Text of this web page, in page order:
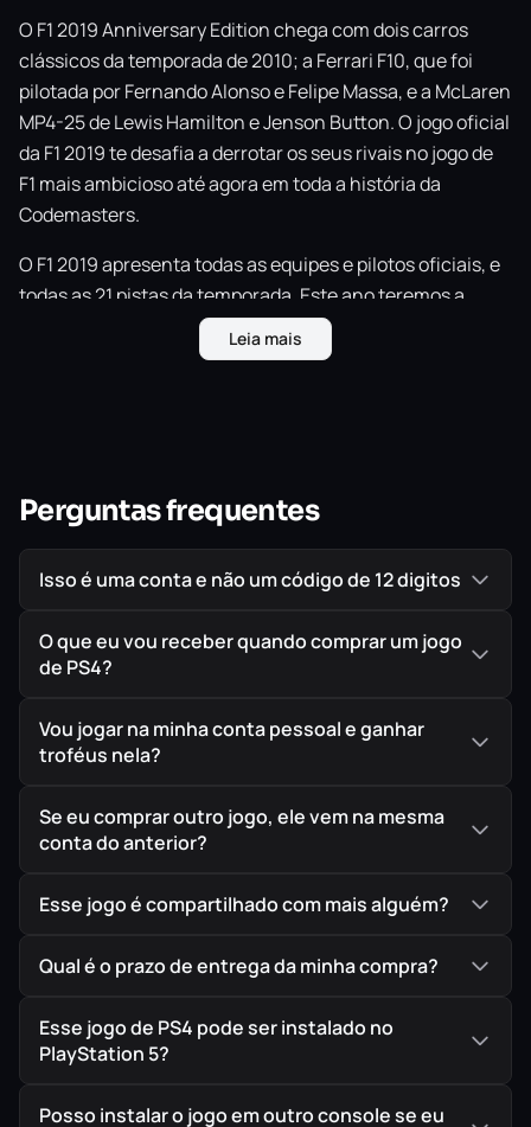
O F1 2019 Anniversary Edition chega com dois carros
clássicos da temporada de 2010; a Ferrari F10, que foi
pilotada por Fernando Alonso e Felipe Massa, e a McLaren
MP4-25 de Lewis Hamilton e Jenson Button. O jogo oficial
da F1 2019 te desafia a derrotar os seus rivais no jogo de
F1 mais ambicioso até agora em toda a história da
Codemasters.
O F1 2019 apresenta todas as equipes e pilotos oficiais, e
todas as 21 pistas da temporada. Este ano teremos a
inclusão da F2 com jogadores podendo competir na
temporada de 2018 com George Russell, Lando Norris e
As corridas noturnas foram completamente
redesenhadas criando um vasto nível de realismo e o
áudio de transmissão melhorado da F1 combinado com o
visual adiciona ainda mais realismo a todos os aspectos
do fim de semana de corridas. Uma conexão online é
necessária para baixar os carros finais das equipes da F1
2019 (conforme aplicável) e o conteúdo da temporada de
IMPORTANTE!
diretamente na PlayStation Store, a Loja Oficial da Sony,
garantindo assim a melhor procedência possível para
Leia mais
Perguntas frequentes
Isso é uma conta e não um código de 12 digitos
O que eu vou receber quando comprar um jogo
de PS4?
Vou jogar na minha conta pessoal e ganhar
troféus nela?
Se eu comprar outro jogo, ele vem na mesma
conta do anterior?
Esse jogo é compartilhado com mais alguém?
Qual é o prazo de entrega da minha compra?
Esse jogo de PS4 pode ser instalado no
PlayStation 5?
Posso instalar o jogo em outro console se eu